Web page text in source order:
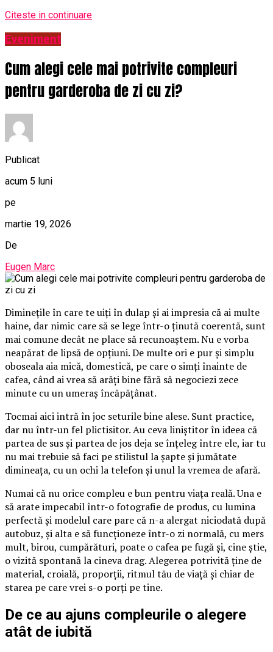
Citeste in continuare
Eveniment
Cum alegi cele mai potrivite compleuri
pentru garderoba de zi cu zi?
Publicat
acum 5 luni
pe
martie 19, 2026
De
Eugen Marc
Diminețile în care te uiți în dulap și ai impresia că ai multe
haine, dar nimic care să se lege într-o ținută coerentă, sunt
mai comune decât ne place să recunoaștem. Nu e vorba
neapărat de lipsă de opțiuni. De multe ori e pur și simplu
oboseala aia mică, domestică, pe care o simți înainte de
cafea, când ai vrea să arăți bine fără să negociezi zece
minute cu un umeraș încăpățânat.
Tocmai aici intră în joc seturile bine alese. Sunt practice,
dar nu într-un fel plictisitor. Au ceva liniștitor în ideea că
partea de sus și partea de jos deja se înțeleg între ele, iar tu
nu mai trebuie să faci pe stilistul la șapte și jumătate
dimineața, cu un ochi la telefon și unul la vremea de afară.
Numai că nu orice compleu e bun pentru viața reală. Una e
să arate impecabil într-o fotografie de produs, cu lumina
perfectă și modelul care pare că n-a alergat niciodată după
autobuz, și alta e să funcționeze într-o zi normală, cu mers
mult, birou, cumpărături, poate o cafea pe fugă și, cine știe,
o vizită spontană la cineva drag. Alegerea potrivită ține de
material, croială, proporții, ritmul tău de viață și chiar de
starea pe care vrei s-o porți pe tine.
De ce au ajuns compleurile o alegere
atât de iubită